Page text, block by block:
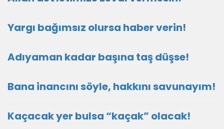
Yargı bağımsız olursa haber verin!
Adıyaman kadar başına taş düşse!
Bana inancını söyle, hakkını savunayım!
Kaçacak yer bulsa “kaçak” olacak!